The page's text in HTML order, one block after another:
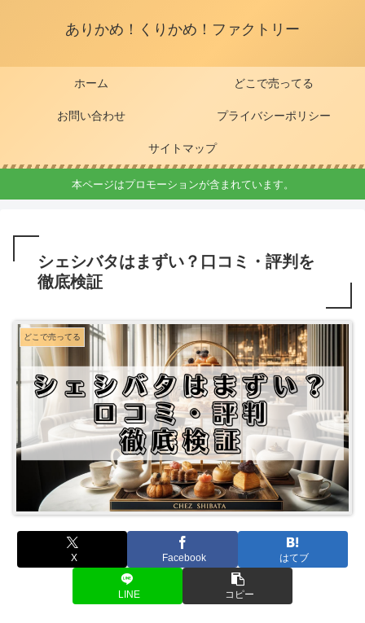
ありかめ！くりかめ！ファクトリー
ホーム どこで売ってる
お問い合わせ プライバシーポリシー
サイトマップ
本ページはプロモーションが含まれています。
シェシバタはまずい？口コミ・評判を
徹底検証
どこで売ってる
X Facebook はてブ
LINE コピー